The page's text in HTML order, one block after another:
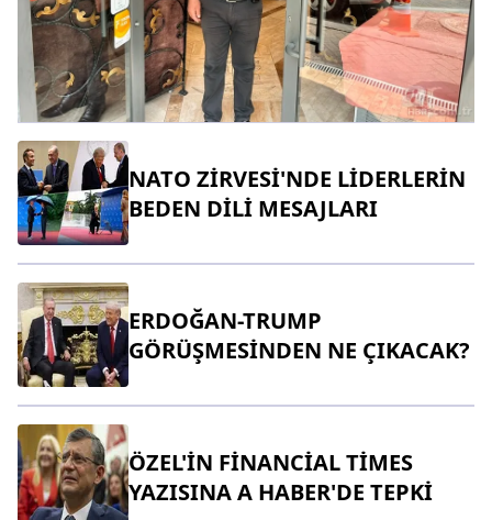
NATO ZİRVESİ'NDE LİDERLERİN
BEDEN DİLİ MESAJLARI
ERDOĞAN-TRUMP
GÖRÜŞMESİNDEN NE ÇIKACAK?
ÖZEL'İN FİNANCİAL TİMES
YAZISINA A HABER'DE TEPKİ